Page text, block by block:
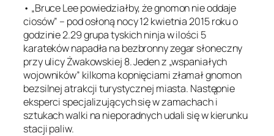
• „Bruce Lee powiedziałby, że gnomon nie oddaje
ciosów” – pod osłoną nocy 12 kwietnia 2015 roku o
godzinie 2.29 grupa tyskich ninja w ilości 5
karateków napadła na bezbronny zegar słoneczny
przy ulicy Żwakowskiej 8. Jeden z „wspaniałych
wojowników” kilkoma kopnięciami złamał gnomon
bezsilnej atrakcji turystycznej miasta. Następnie
eksperci specjalizujących się w zamachach i
sztukach walki na nieporadnych udali się w kierunku
stacji paliw.